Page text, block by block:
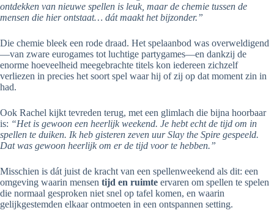
ontdekken van nieuwe spellen is leuk, maar de chemie tussen de
mensen die hier ontstaat… dát maakt het bijzonder.”
Die chemie bleek een rode draad. Het spelaanbod was overweldigend
—van zware eurogames tot luchtige partygames—en dankzij de
enorme hoeveelheid meegebrachte titels kon iedereen zichzelf
verliezen in precies het soort spel waar hij of zij op dat moment zin in
had.
Ook Rachel kijkt tevreden terug, met een glimlach die bijna hoorbaar
is: “Het is gewoon een heerlijk weekend. Je hebt echt de tijd om in
spellen te duiken. Ik heb gisteren zeven uur Slay the Spire gespeeld.
Dat was gewoon heerlijk om er de tijd voor te hebben.”
Misschien is dát juist de kracht van een spellenweekend als dit: een
omgeving waarin mensen tijd en ruimte ervaren om spellen te spelen
die normaal gesproken niet snel op tafel komen, en waarin
gelijkgestemden elkaar ontmoeten in een ontspannen setting.